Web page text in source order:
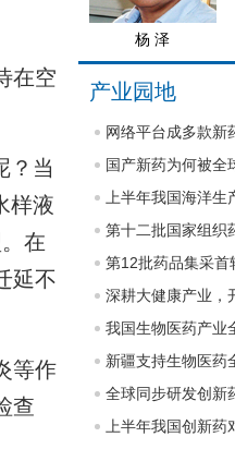
在空
？当
样液
在
延不
等作
查
杨 泽
产业园地
网络平台成多款新
国产新药为何被全
上半年我国海洋
第十二批国家组织
第12批药品集采
深耕大健康产业，
我国生物医药产业
新疆支持生物医药
全球同步研发创新
上半年我国创新